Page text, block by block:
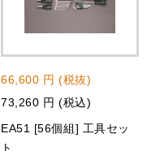
66,600 円 (税抜)
73,260 円 (税込)
EA51 [56個組] 工具セッ
ト